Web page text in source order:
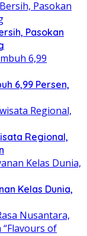
Pasokan
6,99 Persen,
Regional,
Kelas Dunia,